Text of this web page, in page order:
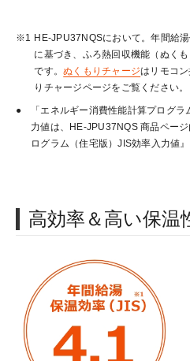
※1 HE-JPU37NQSにおいて。年間給
に基づき、ふろ熱回収機能（ぬく
です。ぬくもりチャージはリモコ
りチャージページをご覧ください。
●
「エネルギー消費性能計算プログ
力値は、HE-JPU37NQS 商品ペー
ログラム（住宅版）JIS効率入力値
高効率＆高い保温